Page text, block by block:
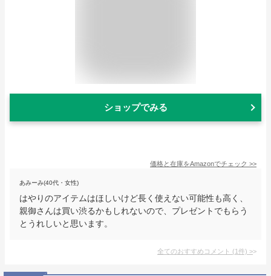
ショップでみる
価格と在庫をAmazonでチェック >>
あみーみ(40代・女性)
はやりのアイテムはほしいけど長く使えない可能性も高く、
親御さんは買い渋るかもしれないので、プレゼントでもらう
とうれしいと思います。
全てのおすすめコメント (1件) >